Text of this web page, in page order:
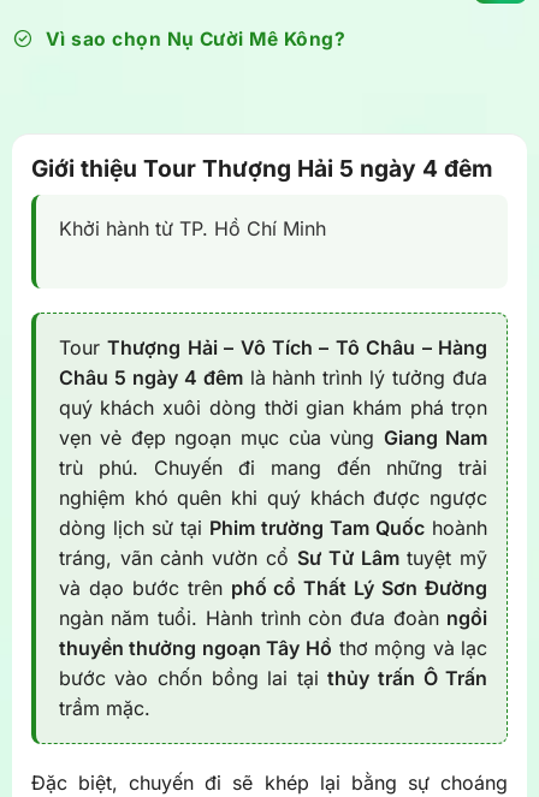
Vì sao chọn Nụ Cười Mê Kông?
Giới thiệu Tour Thượng Hải 5 ngày 4 đêm
Khởi hành từ TP. Hồ Chí Minh
TourThượng Hải – Vô Tích – Tô Châu – Hàng
Châu 5 ngày 4 đêmlà hành trình lý tưởng đưa
quý khách xuôi dòng thời gian khám phá trọn
vẹn vẻ đẹp ngoạn mục của vùng Giang Nam
trù phú. Chuyến đi mang đến những trải
nghiệm khó quên khi quý khách được ngược
dòng lịch sử tại Phim trường Tam Quốc hoành
tráng, vãn cảnh vườn cổ Sư Tử Lâmtuyệt mỹ
và dạo bước trên phố cổ Thất Lý Sơn Đường
ngàn năm tuổi. Hành trình còn đưa đoàn ngồi
thuyền thưởng ngoạn Tây Hồ thơ mộng và lạc
bước vào chốn bồng lai tạithủy trấn Ô Trấn
trầm mặc.
Đặc biệt, chuyến đi sẽ khép lại bằng sự choáng